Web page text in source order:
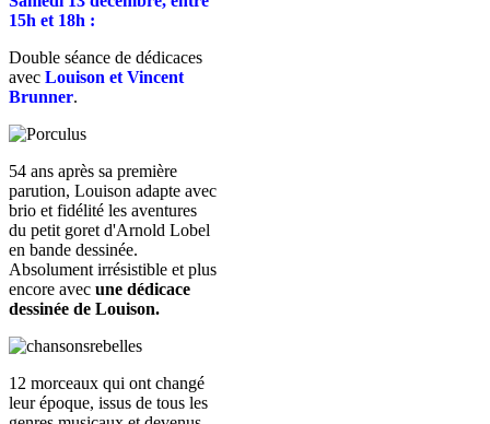
15h et 18h :
Double séance de dédicaces
avec Louison et Vincent
Brunner.
54 ans après sa première
parution, Louison adapte avec
brio et fidélité les aventures
du petit goret d'Arnold Lobel
en bande dessinée.
Absolument irrésistible et plus
encore avec une dédicace
dessinée de Louison.
12 morceaux qui ont changé
leur époque, issus de tous les